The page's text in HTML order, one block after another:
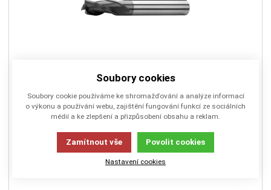
Fréza válcová čelní Ø12x22x83, Z3, λ 30°, DIN
6527L, SK, AlTiN, N
Fréza válcová čelní dlouhá, hladká stopka, vhodná na
nerezových ocelí, litiny a slitin chromu.
Soubory cookies
Soubory cookie používáme ke shromažďování a analýze informací
o výkonu a používání webu, zajištění fungování funkcí ze sociálních
médií a ke zlepšení a přizpůsobení obsahu a reklam.
Zamítnout vše Povolit cookies
Nastavení cookies